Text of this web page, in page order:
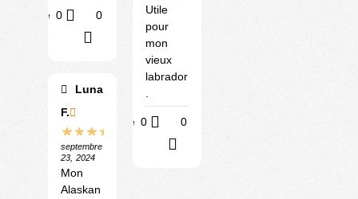
Utile 0 0
Luna
F.
septembre
23, 2024
Mon
Alaskan
Utile
pour
mon
vieux
labrador
Utile 0 0